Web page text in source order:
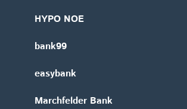
HYPO NOE
bank99
easybank
Marchfelder Bank